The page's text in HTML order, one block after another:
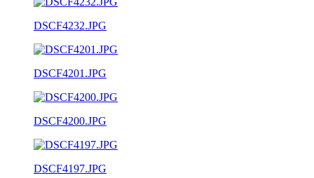
DSCF4232.JPG
DSCF4201.JPG
DSCF4200.JPG
DSCF4197.JPG